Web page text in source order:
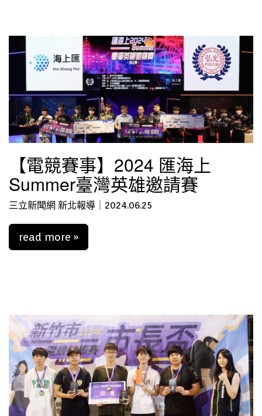
【電競賽事】2024 匯海上
Summer臺灣英雄邀請賽
三立新聞網 新北報導｜2024.06.25
read more »